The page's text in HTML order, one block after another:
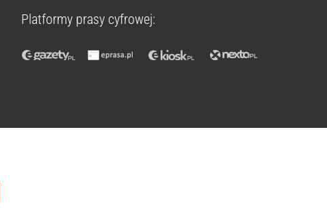
Platformy prasy cyfrowej: